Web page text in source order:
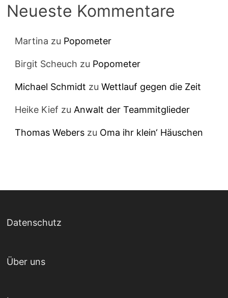
Neueste Kommentare
Martina zu Popometer
Birgit Scheuch zu Popometer
Michael Schmidt zuWettlauf gegen die Zeit
Heike Kief zuAnwalt der Teammitglieder
Thomas Webers zu Oma ihr klein‘ Häuschen
Datenschutz
Über uns